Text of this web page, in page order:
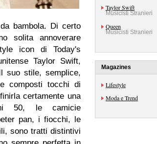
bambola. Di certo
solita annoverare
icon di Today's
Taylor Swift,
suo stile, semplice,
composti tocchi di
certamente una
50, le camicie
pan, i fiocchi, le
sono tratti distintivi
Taylor Swift
Musicisti Stranieri
Queen
Musicisti Stranieri
Magazines
Lifestyle
Moda e Trend